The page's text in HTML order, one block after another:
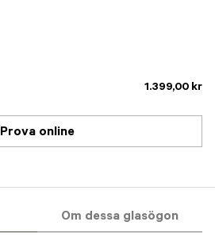
1.399,00 kr
Prova online
Om dessa glasögon